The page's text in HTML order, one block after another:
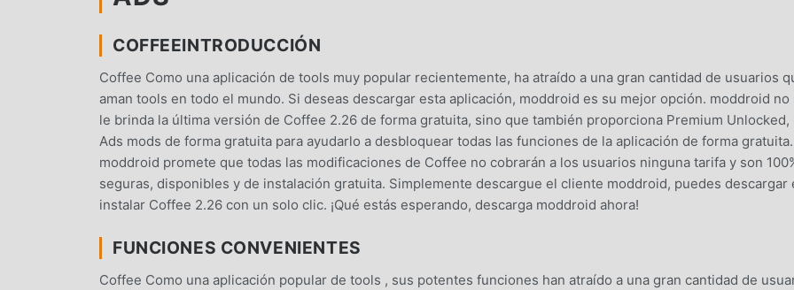
COFFEEINTRODUCCIÓN
Coffee Como una aplicación de tools muy popular recientemente, ha atraído a una gran cantidad de usuarios
aman tools en todo el mundo. Si deseas descargar esta aplicación, moddroid es su mejor opción. moddroid no
le brinda la última versión de Coffee 2.26 de forma gratuita, sino que también proporciona Premium Unlocked,
Ads mods de forma gratuita para ayudarlo a desbloquear todas las funciones de la aplicación de forma gratuita.
moddroid promete que todas las modificaciones de Coffee no cobrarán a los usuarios ninguna tarifa y son
seguras, disponibles y de instalación gratuita. Simplemente descargue el cliente moddroid, puedes descargar
instalar Coffee 2.26 con un solo clic. ¡Qué estás esperando, descarga moddroid ahora!
FUNCIONES CONVENIENTES
Coffee Como una aplicación popular de tools , sus potentes funciones han atraído a una gran cantidad de